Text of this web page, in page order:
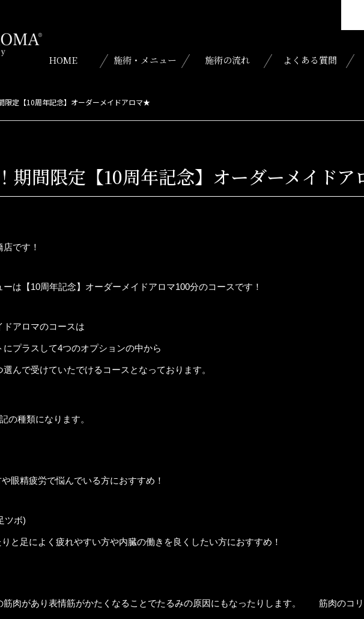
HOME 施術・メニュー 施術の流れ よくある質問
限定【10周年記念】オーダーメイドアロマ★
期間限定【10周年記念】オーダーメイド
です！
は【10周年記念】オーダーメイドアロマ100分のコースです！
ドアロマのコースは
プラスして4つのオプションの中から
んで受けていたでけるコースとなっております。
の種類になります。
眼精疲労で悩んでいる方におすすめ！
ツボ)
と足によく疲れやすい方や内臓の働きを良くしたい方におすすめ！
肉があり表情筋がかたくなることでたるみの原因にもなったりします。 筋肉のコリ